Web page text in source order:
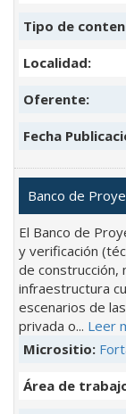
Tipo de
Localidad:
Oferente:
Fecha
Banco de
El Banco de
y verificación
de construcción,
infraestructura
escenarios de
privada o... Leer
Micrositio:
Área de